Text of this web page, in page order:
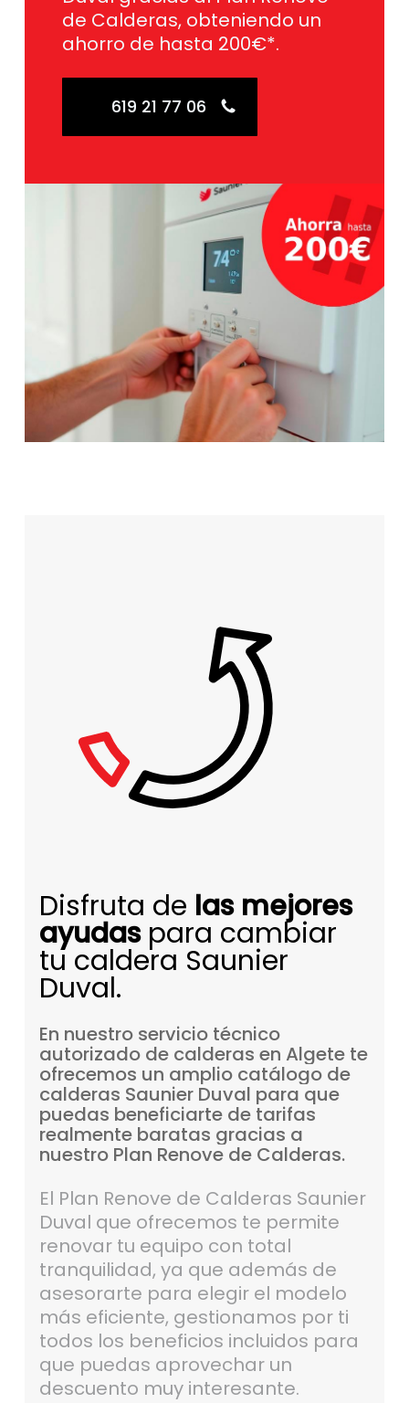
de Calderas, obteniendo un
ahorro de hasta 200€*.
619 21 77 06
Disfruta de las mejores
ayudaspara cambiar
tu caldera Saunier
Duval.
En nuestro servicio técnico
autorizado de calderas en Algete te
ofrecemos un amplio catálogo de
calderas Saunier Duval para que
puedas beneficiarte de tarifas
realmente baratas gracias a
nuestro Plan Renove de Calderas.
El Plan Renove de Calderas Saunier
Duval que ofrecemos te permite
renovar tu equipo con total
tranquilidad, ya que además de
asesorarte para elegir el modelo
más eficiente, gestionamos por ti
todos los beneficios incluidos para
que puedas aprovechar un
descuento muy interesante.